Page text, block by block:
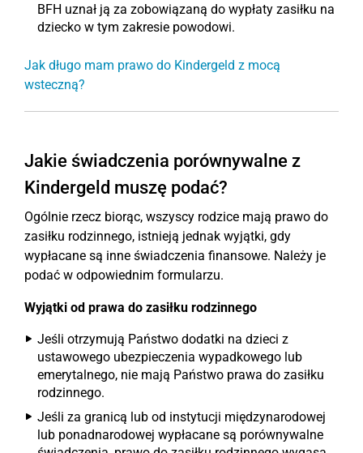
BFH uznał ją za zobowiązaną do wypłaty zasiłku na
dziecko w tym zakresie powodowi.
Jak długo mam prawo do Kindergeld z mocą
wsteczną?
Jakie świadczenia porównywalne z
Kindergeld muszę podać?
Ogólnie rzecz biorąc, wszyscy rodzice mają prawo do
zasiłku rodzinnego, istnieją jednak wyjątki, gdy
wypłacane są inne świadczenia finansowe. Należy je
podać w odpowiednim formularzu.
Wyjątki od prawa do zasiłku rodzinnego
Jeśli otrzymują Państwo dodatki na dzieci z
ustawowego ubezpieczenia wypadkowego lub
emerytalnego, nie mają Państwo prawa do zasiłku
rodzinnego.
Jeśli za granicą lub od instytucji międzynarodowej
lub ponadnarodowej wypłacane są porównywalne